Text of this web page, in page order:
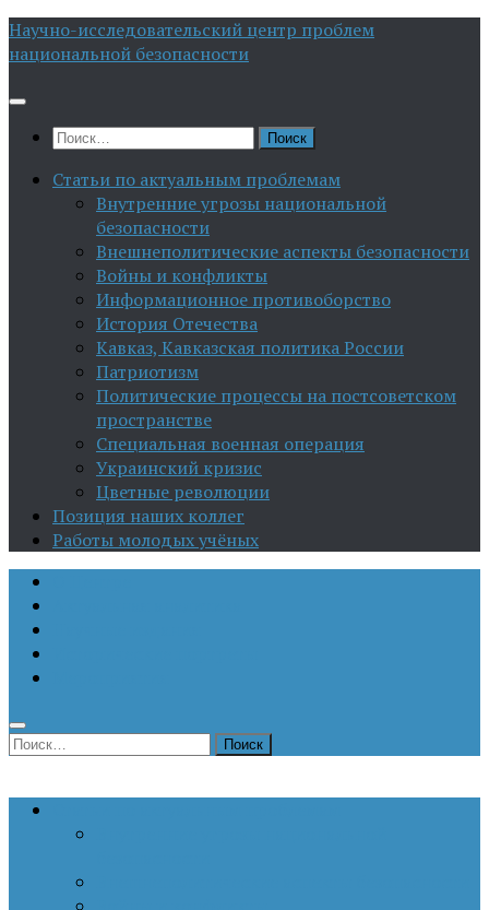
Перейти
к
Научно-исследовательский центр проблем
национальной безопасности
Найти:
Статьи по актуальным проблемам
Внутренние угрозы национальной
безопасности
Внешнеполитические аспекты безопасности
Войны и конфликты
Информационное противоборство
История Отечества
Кавказ, Кавказская политика России
Патриотизм
Политические процессы на постсоветском
пространстве
Специальная военная операция
Украинский кризис
Цветные революции
Позиция наших коллег
Работы молодых учёных
Найти: